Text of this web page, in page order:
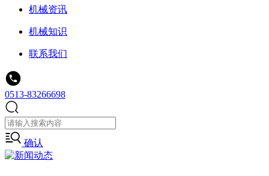
机械资讯
机械知识
联系我们
0513-83266698
确认